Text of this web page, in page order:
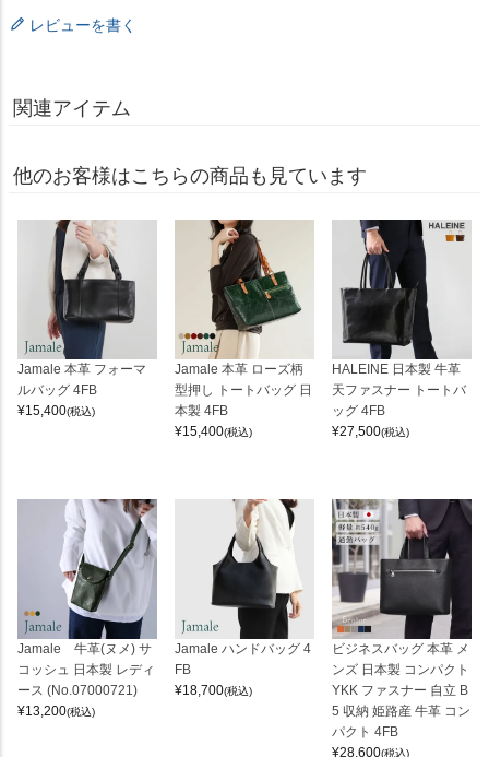
レビューを書く
関連アイテム
他のお客様はこちらの商品も見ています
Jamale 本革 フォーマ
ルバッグ 4FB
¥15,400(税込)
Jamale 本革 ローズ柄
型押し トートバッグ 日
本製 4FB
¥15,400(税込)
HALEINE 日本製 牛革
天ファスナー トートバ
ッグ 4FB
¥27,500(税込)
Jamale 牛革(ヌメ) サ
コッシュ 日本製 レディ
ース (No.07000721)
¥13,200(税込)
Jamale ハンドバッグ 4
FB
¥18,700(税込)
ビジネスバッグ 本革 メ
ンズ 日本製 コンパクト
YKK ファスナー 自立 B
5 収納 姫路産 牛革 コン
パクト 4FB
¥28,600(税込)